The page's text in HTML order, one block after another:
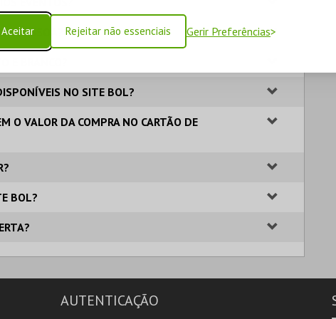
Aceitar Rejeitar não essenciais Gerir Preferências
PESSOA?
E BRANCO?
NO SITE BOL?
O VALOR DA COMPRA NO CARTÃO DE
BOL?
AUTENTICAÇÃO